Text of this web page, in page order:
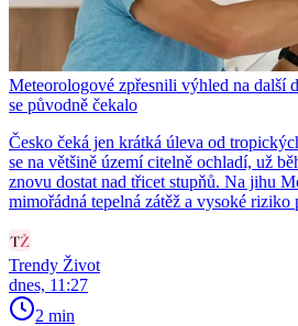
Meteorologové zpřesnili výhled na další
se původně čekalo
Česko čeká jen krátká úleva od
se na většině území citelně ochladí, už
znovu dostat nad třicet stupňů. Na jihu
mimořádná tepelná zátěž a vysoké riziko
Trendy Život
dnes, 11:27
2 min